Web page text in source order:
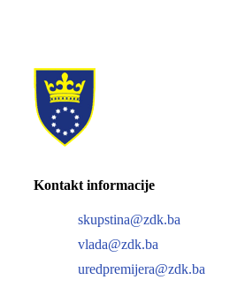
Kontakt informacije
skupstina@zdk.ba
vlada@zdk.ba
uredpremijera@zdk.ba